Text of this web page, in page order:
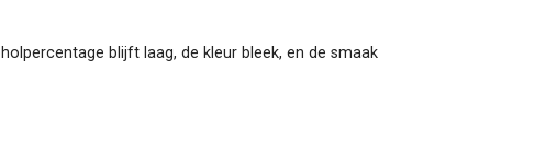
blijft laag, de kleur bleek, en de smaak